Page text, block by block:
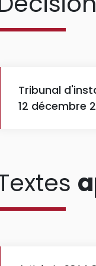
Tribunal
12 décembre